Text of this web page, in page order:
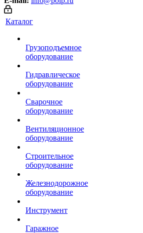
Каталог
Грузоподъемное
оборудование
Гидравлическое
оборудование
Сварочное
оборудование
Вентиляционное
оборудование
Строительное
оборудование
Железнодорожное
оборудование
Инструмент
Гаражное